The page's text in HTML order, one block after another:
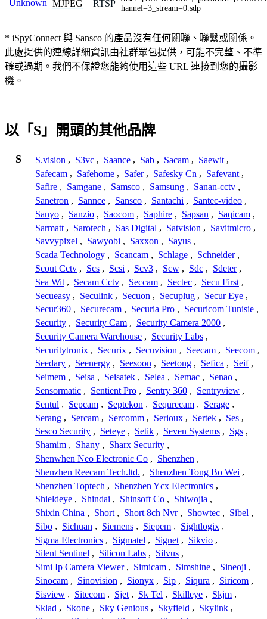
Unknown MJPEG RTSP hannel=3_stream=0.sdp
* iSpyConnect 與 Sansco 的產品沒有任何關聯、聯繫或關係。
此處提供的連線詳細資訊由社群眾包提供，可能不完整、不準
確或過期。我們不保證您能夠使用這些 URL 連接到您的攝影
機。
以「S」開頭的其他品牌
S S.vision , S3vc , Saance , Sab , Sacam , Saewit ,
Safecam , Safehome , Safer , Safesky Cn , Safevant ,
Safire , Samgane , Samsco , Samsung , Sanan-cctv ,
Sanetron , Sannce , Sansco , Santachi , Santec-video ,
Sanyo , Sanzio , Saocom , Saphire , Sapsan , Saqicam ,
Sarmatt , Sarotech , Sas Digital , Satvision , Savitmicro ,
Savvypixel , Sawyobi , Saxxon , Sayus ,
Scada Technology , Scancam , Schlage , Schneider ,
Scout Cctv , Scs , Scsi , Scv3 , Scw , Sdc , Sdeter ,
Sea Wit , Secam Cctv , Seccam , Sectec , Secu First ,
Secueasy , Seculink , Secuon , Secuplug , Secur Eye ,
Secur360 , Securecam , Securia Pro , Securicom Tunisie ,
Security , Security Cam , Security Camera 2000 ,
Security Camera Warehouse , Security Labs ,
Securitytronix , Securix , Secuvision , Seecam , Seecom ,
Seedary , Seenergy , Seesoon , Seetong , Sefica , Seif ,
Seimem , Seisa , Seisatek , Selea , Semac , Senao ,
Sensormatic , Sentient Pro , Sentry 360 , Sentryview ,
Sentul , Sepcam , Septekon , Sequrecam , Serage ,
Serang , Sercam , Sercomm , Serioux , Sertek , Ses ,
Sesco Security , Seteye , Setik , Seven Systems , Sgs ,
Shamim , Shany , Sharx Security ,
Shenwhen Neo Electronic Co , Shenzhen ,
Shenzhen Reecam Tech.ltd. , Shenzhen Tong Bo Wei ,
Shenzhen Toptech , Shenzhen Ycx Electronics ,
Shieldeye , Shindai , Shinsoft Co , Shiwojia ,
Shixin China , Short , Short 8ch Nvr , Showtec , Sibel ,
Sibo , Sichuan , Siemens , Siepem , Sightlogix ,
Sigma Electronics , Sigmatel , Signet , Sikvio ,
Silent Sentinel , Silicon Labs , Silvus ,
Simi Ip Camera Viewer , Simicam , Simshine , Sineoji ,
Sinocam , Sinovision , Sionyx , Sip , Siqura , Siricom ,
Sisview , Sitecom , Sjet , Sk Tel , Skilleye , Skjm ,
Sklad , Skone , Sky Genious , Skyfield , Skylink ,